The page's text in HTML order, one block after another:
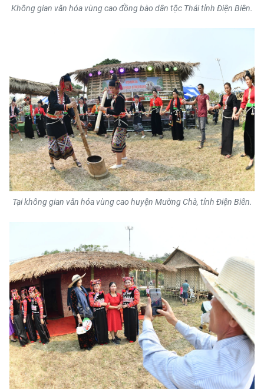
Không gian văn hóa vùng cao đồng bào dân tộc Thái tỉnh Điện Biên.
Tại không gian văn hóa vùng cao huyện Mường Chà, tỉnh Điện Biên.